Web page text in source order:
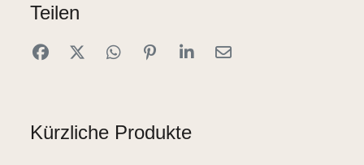
Teilen
Kürzliche Produkte